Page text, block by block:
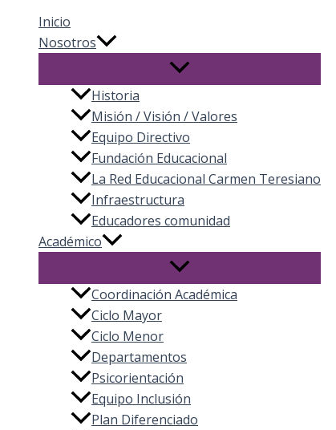
Inicio
Nosotros
Historia
Misión / Visión / Valores
Equipo Directivo
Fundación Educacional
La Red Educacional Carmen Teresiano
Infraestructura
Educadores comunidad
Académico
Coordinación Académica
Ciclo Mayor
Ciclo Menor
Departamentos
Psicorientación
Equipo Inclusión
Plan Diferenciado